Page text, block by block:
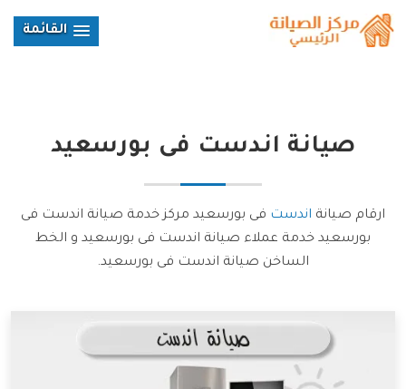
القائمة
صيانة اندست فى بورسعيد
ارقام صيانة اندست فى بورسعيد مركز خدمة صيانة اندست فى
بورسعيد خدمة عملاء صيانة اندست فى بورسعيد و الخط
الساخن صيانة اندست فى بورسعيد.